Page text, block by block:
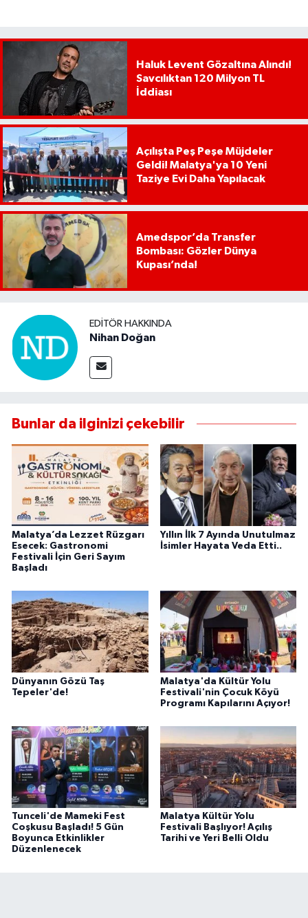
Haluk Levent Gözaltına Alındı!
Savcılıktan 120 Milyon TL
İddiası
Açılışta Peş Peşe Müjdeler
Geldi! Malatya'ya 10 Yeni
Taziye Evi Daha Yapılacak
Amedspor’da Transfer
Bombası: Gözler Dünya
Kupası’nda!
EDITÖR HAKKINDA
Nihan Doğan
Bunlar da ilginizi çekebilir
Malatya’da Lezzet Rüzgarı
Esecek: Gastronomi
Festivali İçin Geri Sayım
Başladı
Yıllın İlk 7 Ayında Unutulmaz
İsimler Hayata Veda Etti..
Dünyanın Gözü Taş
Tepeler'de!
Malatya'da Kültür Yolu
Festivali'nin Çocuk Köyü
Programı Kapılarını Açıyor!
Tunceli'de Mameki Fest
Coşkusu Başladı! 5 Gün
Boyunca Etkinlikler
Düzenlenecek
Malatya Kültür Yolu
Festivali Başlıyor! Açılış
Tarihi ve Yeri Belli Oldu